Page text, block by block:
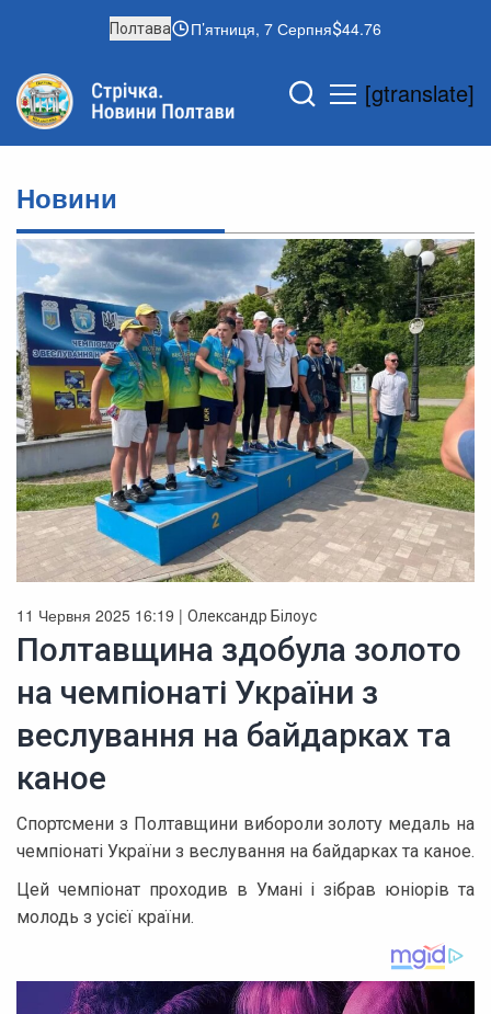
Полтава П’ятниця, 7 Серпня 44.76
[gtranslate]
Новини
11 Червня 2025 16:19 | Олександр Білоус
Полтавщина здобула золото
на чемпіонаті України з
веслування на байдарках та
каное
Спортсмени з Полтавщини вибороли золоту медаль на
чемпіонаті України з веслування на байдарках та каное.
Цей чемпіонат проходив в Умані і зібрав юніорів та
молодь з усієї країни.